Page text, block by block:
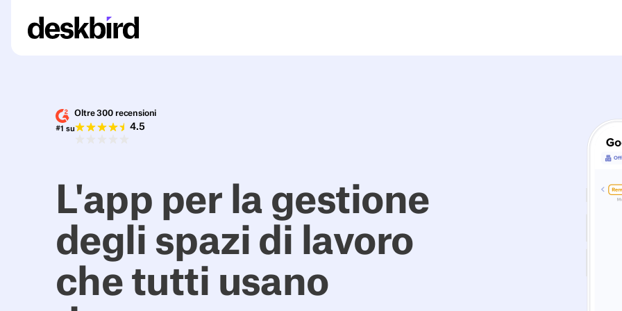
#1 su
Oltre 300 recensioni
4.5
L'app per la gestione
degli spazi di lavoro
che tutti usano